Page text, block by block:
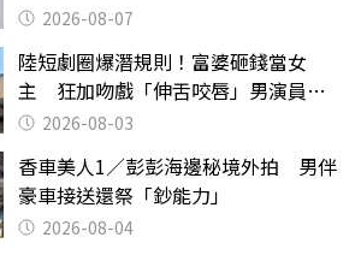
2026-08-07
陸短劇圈爆潛規則！富婆砸錢當女
主 狂加吻戲「伸舌咬唇」男演員崩
潰 2026-08-03
香車美人1／彭彭海邊秘境外拍 男伴
豪車接送還祭「鈔能力」
2026-08-04